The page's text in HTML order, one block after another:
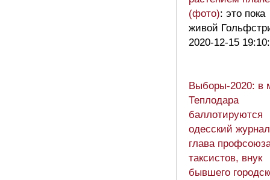
(фото): это пока
живой
2020-12-15
Выборы-2020: в
Теплодара
баллотируются
одесский
глава
таксистов, внук
бывшего